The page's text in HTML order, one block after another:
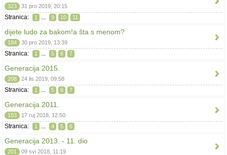
323 31 pro 2019, 20:15
Stranica: 1 ... 9 10 11
dijete ludo za bakom!a šta s menom?
184 30 pro 2019, 13:39
Stranica: 1 ... 5 6 7
Generacija 2015.
208 24 lis 2019, 09:58
Stranica: 1 ... 5 6 7
Generacija 2011.
153 17 ruj 2018, 12:50
Stranica: 1 ... 4 5 6
Generacija 2013. - 11. dio
201 09 svi 2018, 11:19